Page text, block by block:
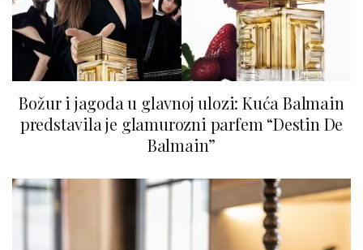
Božur i jagoda u glavnoj ulozi: Kuća Balmain
predstavila je glamurozni parfem “Destin De
Balmain”